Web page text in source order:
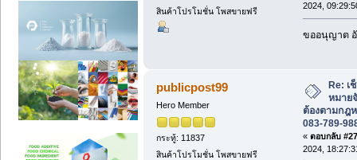
สินค้าโปรโมชั่น โพสขายฟรี
2024,
ขออนุญาต
publicpost99
Hero Member
กระทู้: 11837
สินค้าโปรโมชั่น โพสขายฟรี
Re: เ
หมาย
ต้องตามกฎ
083-789-
« ตอบกลับ
2024,